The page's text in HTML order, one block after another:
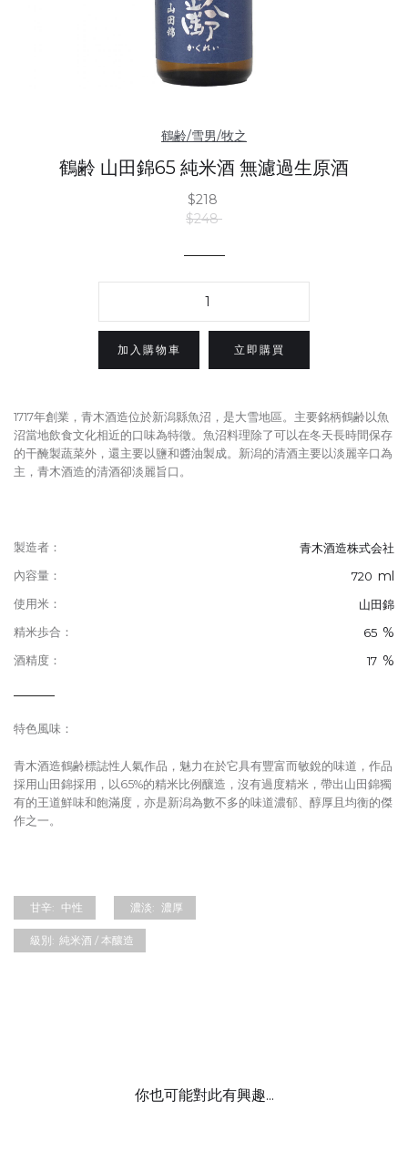
鶴齢/雪男/牧之
鶴齢 山田錦65 純米酒 無濾過生原酒
$218
$248
立即購買
1717年創業，青木酒造位於新潟縣魚沼，是大雪地區。主要銘柄鶴齢以魚
沼當地飲食文化相近的口味為特徵。魚沼料理除了可以在冬天長時間保存
的干醃製蔬菜外，還主要以鹽和醬油製成。新潟的清酒主要以淡麗辛口為
主，青木酒造的清酒卻淡麗旨口。
製造者： 青木酒造株式会社
內容量： 720 ml
使用米： 山田錦
精米歩合： 65 %
酒精度： 17 %
特色風味：
青木酒造鶴齢標誌性人氣作品，魅力在於它具有豐富而敏銳的味道，作品
採用山田錦採用，以65%的精米比例釀造，沒有過度精米，帶出山田錦獨
有的王道鮮味和飽滿度，亦是新潟為數不多的味道濃郁、醇厚且均衡的傑
作之一。
甘辛: 中性 濃淡: 濃厚
級別: 純米酒 / 本釀造
你也可能對此有興趣...